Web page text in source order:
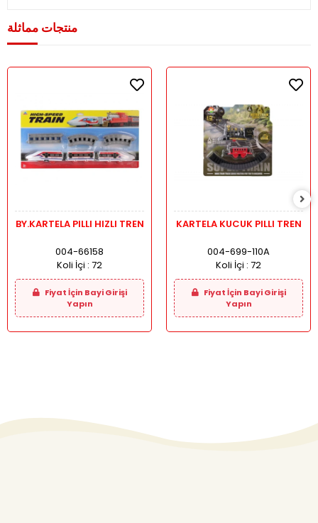
منتجات مماثلة
BY.KARTELA PILLI HIZLI TREN
004-66158
Koli İçi : 72
Fiyat İçin Bayi Girişi
Yapın
KARTELA KUCUK PILLI TREN
004-699-110A
Koli İçi : 72
Fiyat İçin Bayi Girişi
Yapın